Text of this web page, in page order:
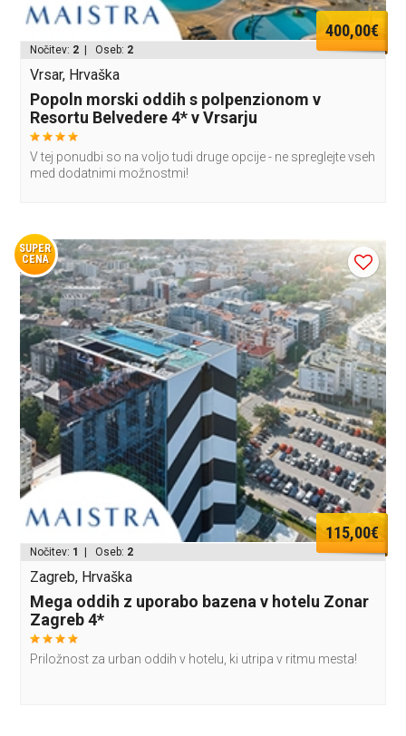
400,00€
Nočitev: 2 | Oseb: 2
Vrsar, Hrvaška
Popoln morski oddih s polpenzionom v
Resortu Belvedere 4* v Vrsarju
V tej ponudbi so na voljo tudi druge opcije - ne spreglejte vseh
med dodatnimi možnostmi!
SUPER
CENA
115,00€
Nočitev: 1 | Oseb: 2
Zagreb, Hrvaška
Mega oddih z uporabo bazena v hotelu Zonar
Zagreb 4*
Priložnost za urban oddih v hotelu, ki utripa v ritmu mesta!